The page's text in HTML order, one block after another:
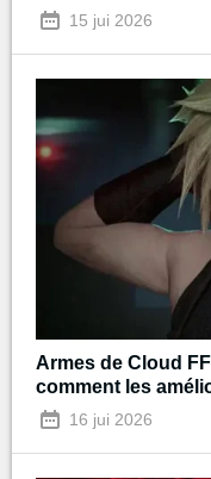
15 jui 2026
Armes de Cloud
comment les
16 jui 2026